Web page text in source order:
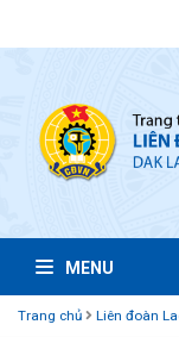
MENU
Trang chủ Liên đoàn